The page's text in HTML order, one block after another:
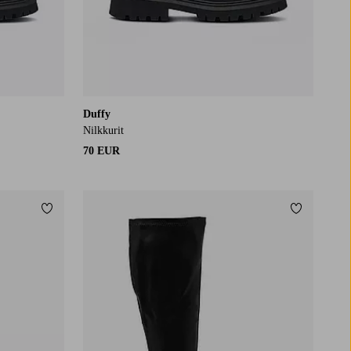
Duffy
Nilkkurit
70 EUR
Lisää suosikkeihin Lisää